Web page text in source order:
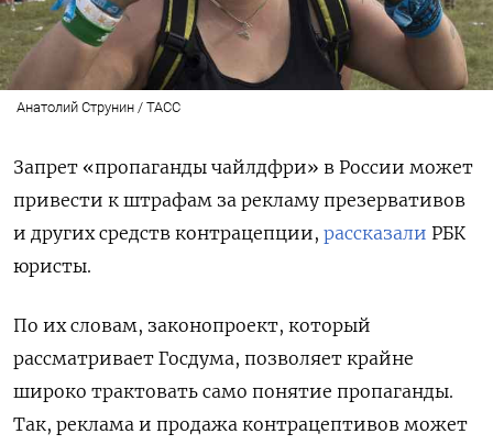
Анатолий Струнин / ТАСС
Запрет «пропаганды чайлдфри» в России может
привести к штрафам за рекламу презервативов
и других средств контрацепции, рассказали РБК
юристы.
По их словам, законопроект, который
рассматривает Госдума, позволяет крайне
широко трактовать само понятие пропаганды.
Так, реклама и продажа контрацептивов может